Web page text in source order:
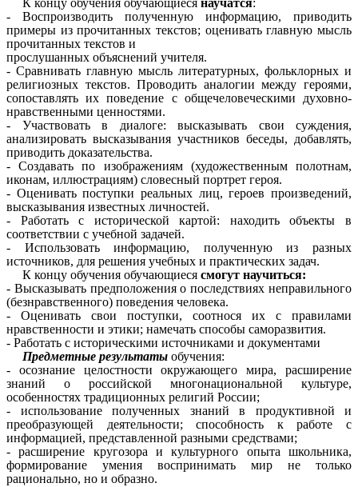
К концу обучения обучающиеся научатся:
- Воспроизводить полученную информацию, приводить
примеры из прочитанных текстов; оценивать главную мысль
прочитанных текстов и
прослушанных объяснений учителя.
- Сравнивать главную мысль литературных, фольклорных и
религиозных текстов. Проводить аналогии между героями,
сопоставлять их поведение с общечеловеческими духовно-
нравственными ценностями.
- Участвовать в диалоге: высказывать свои суждения,
анализировать высказывания участников беседы, добавлять,
приводить доказательства.
- Создавать по изображениям (художественным полотнам,
иконам, иллюстрациям) словесный портрет героя.
- Оценивать поступки реальных лиц, героев произведений,
высказывания известных личностей.
- Работать с исторической картой: находить объекты в
соответствии с учебной задачей.
- Использовать информацию, полученную из разных
источников, для решения учебных и практических задач.
К концу обучения обучающиеся смогут научиться:
- Высказывать предположения о последствиях неправильного
(безнравственного) поведения человека.
- Оценивать свои поступки, соотнося их с правилами
нравственности и этики; намечать способы саморазвития.
- Работать с историческими источниками и документами
Предметные результаты обучения:
- осознание целостности окружающего мира, расширение
знаний о российской многонациональной культуре,
особенностях традиционных религий России;
- использование полученных знаний в продуктивной и
преобразующей деятельности; способность к работе с
информацией, представленной разными средствами;
- расширение кругозора и культурного опыта школьника,
формирование умения воспринимать мир не только
рационально, но и образно.